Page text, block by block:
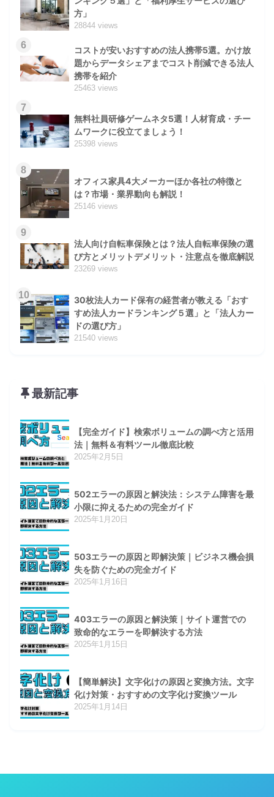
方」
28844 views
6
コストが安いおすすめの法人携帯5選。かけ放
題からデータシェアまでコスト削減できる法人
携帯を紹介
25463 views
7
無料社員研修ゲームネタ5選！人材育成・チー
ムワークに役立てましょう！
25398 views
8
オフィス家具4大メーカーほか各社の特徴と
は？市場・業界動向も解説！
25146 views
9
法人向け自転車保険とは？法人自転車保険の選
び方とメリットデメリット・注意点を徹底解説
23269 views
10
30枚法人カード保有の経営者が教える「おす
すめ法人カードランキング５選」と「法人カー
ドの選び方」
21540 views
最新記事
【完全ガイド】検索ボリュームの調べ方と活用
法｜無料＆有料ツール徹底比較
2025年2月5日
502エラーの原因と解決法：システム障害を最
小限に抑えるための完全ガイド
2025年1月20日
503エラーの原因と即解決策｜ビジネス機会損
失を防ぐための完全ガイド
2025年1月16日
403エラーの原因と解決策｜サイト運営での
致命的なエラーを即解決する方法
2025年1月15日
【簡単解決】文字化けの原因と変換方法。文字
化け対策・おすすめの文字化け変換ツール
2025年1月14日